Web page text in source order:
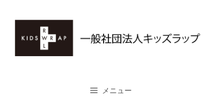
メニュー